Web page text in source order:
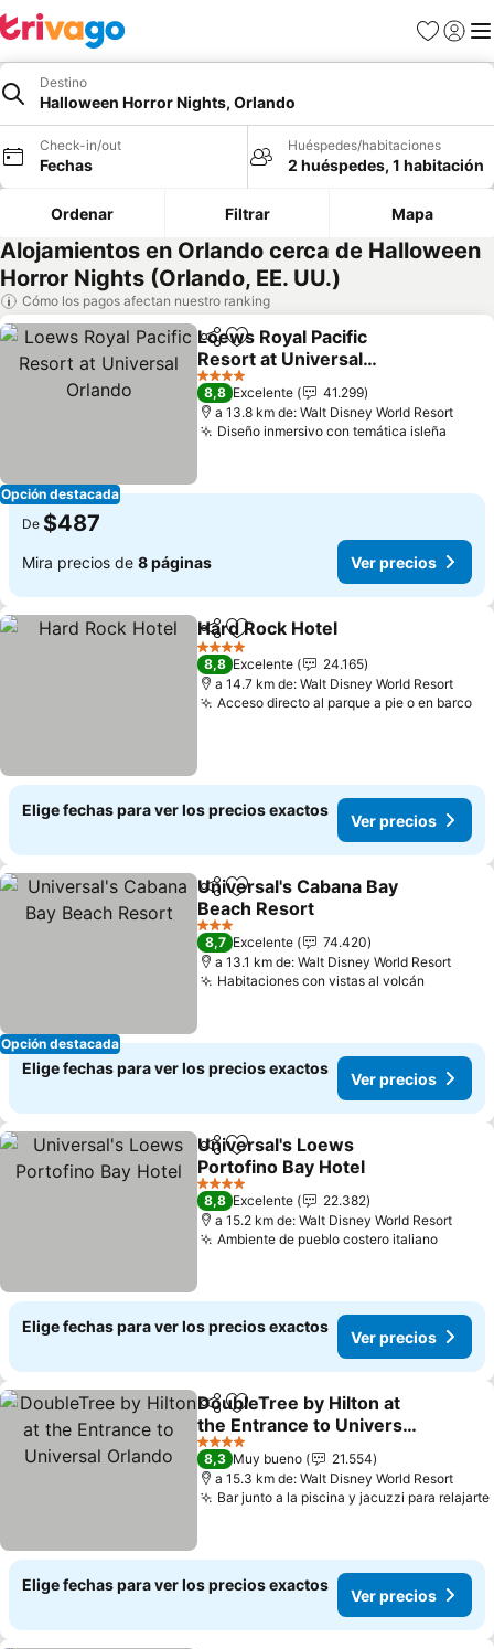
Favoritos
Iniciar
Destino
Halloween Horror Nights, Orlando
Check-in/out
Fechas
Huéspedes/habitaciones
2 huéspedes, 1 habitación
Ordenar Filtrar Mapa
Alojamientos en Orlando cerca de Halloween
Horror Nights (Orlando, EE. UU.)
Cómo los pagos afectan nuestro ranking
Opción destacada
CompartirAgregar a favoritos
Loews Royal Pacific
Resort at Universal
Orlando
Ver precios
4 Estrellas
8,8 Excelente
41.299
a 13.8 km de: Walt Disney World Resort
Diseño inmersivo con temática isleña
De $487
Mira precios de 8 páginas Ver precios
CompartirAgregar a favoritos
Hard Rock Hotel
4 Estrellas
8,8 Excelente
24.165
a 14.7 km de: Walt Disney World Resort
Acceso directo al parque a pie o en barco
Elige fechas para ver los precios exactos
Ver precios
Opción destacada
CompartirAgregar a favoritos
Universal's Cabana Bay
Beach Resort
Ver precios
3 Estrellas
8,7 Excelente
74.420
a 13.1 km de: Walt Disney World Resort
Habitaciones con vistas al volcán
Elige fechas para ver los precios exactos
Ver precios
CompartirAgregar a favoritos
Universal's Loews
Portofino Bay Hotel
Ver precios
4 Estrellas
8,8 Excelente
22.382
a 15.2 km de: Walt Disney World Resort
Ambiente de pueblo costero italianoVer
Elige fechas para ver los precios exactos
Ver precios
CompartirAgregar a favoritos
DoubleTree by Hilton at
the Entrance to Universal
Orlando
Ver precios
4 Estrellas
8,3 Muy bueno
21.554
a 15.3 km de: Walt Disney World Resort
Bar junto a la piscina y jacuzzi para relajarte
Elige fechas para ver los precios exactos
Ver precios